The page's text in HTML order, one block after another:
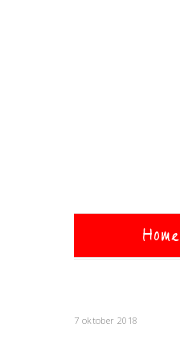
Home
7 oktober 2018